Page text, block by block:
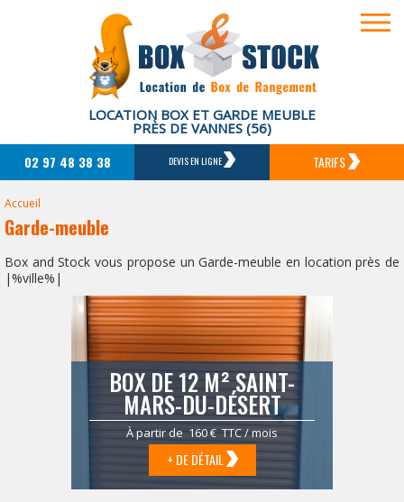
LOCATION BOX ET GARDE MEUBLE
PRÈS DE VANNES (56)
02 97 48 38 38 DEVIS EN LIGNE TARIFS
Accueil
Garde-meuble
Box and Stock vous propose un Garde-meuble en location près de
|%ville%|
BOX DE 12 M² SAINT-
MARS-DU-DÉSERT
À partir de 160 € TTC / mois
+ DE DÉTAIL